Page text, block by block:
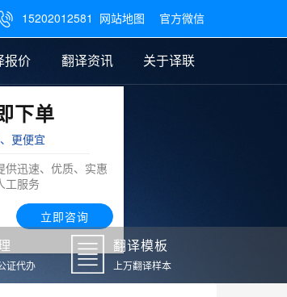
15202012581 网站地图 官方微信
报价
报价
翻译资讯 关于译联
下单
更便宜
供迅速、优质、实惠
工服务
立即咨询
证代办
翻译模板
上万翻译样本